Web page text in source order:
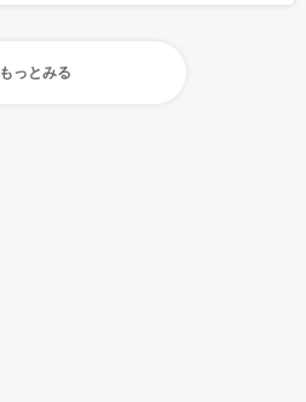
もっとみる